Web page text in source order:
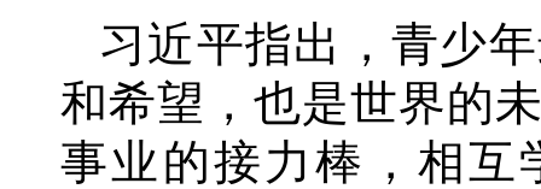
习近平指出，青少
和希望，也是世界的
事业的接力棒，相互